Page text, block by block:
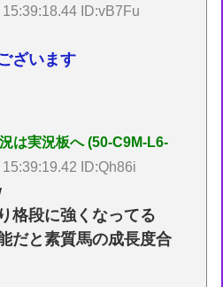
ID:vB7Fu
ざいます
は実況板へ (50-C9M-L6-
ID:Qh86i
格段に強くなってる
だと素質馬の成長度合